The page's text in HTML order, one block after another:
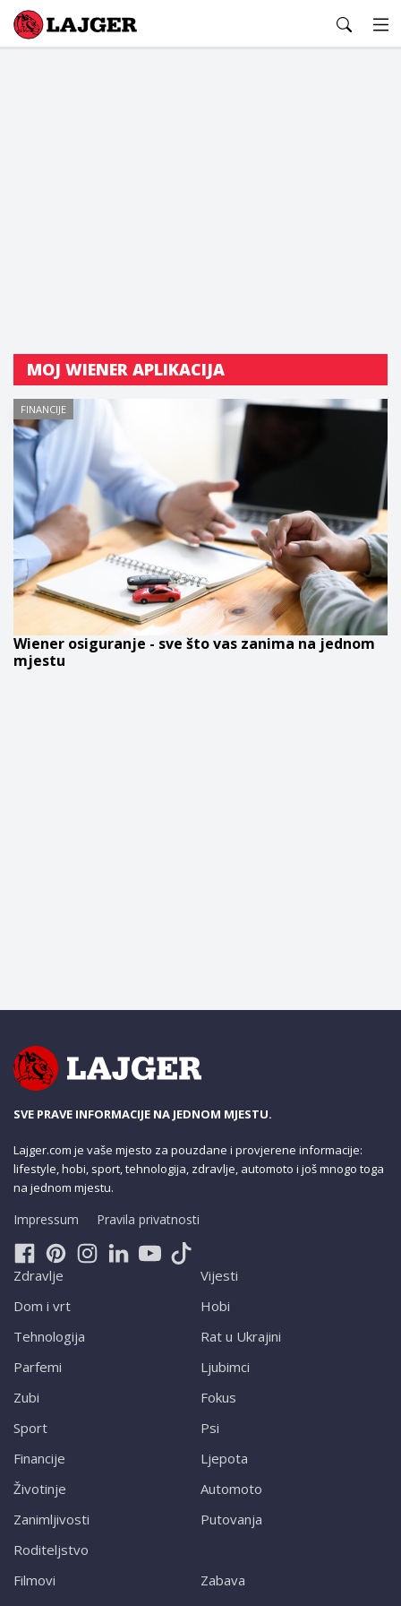
Lajger
MOJ WIENER APLIKACIJA
FINANCIJE
Wiener osiguranje - sve što vas zanima na jednom
mjestu
SVE PRAVE INFORMACIJE NA JEDNOM MJESTU.
Lajger.com je vaše mjesto za pouzdane i provjerene informacije:
lifestyle, hobi, sport, tehnologija, zdravlje, automoto i još mnogo toga
na jednom mjestu.
Impressum Pravila privatnosti
Zdravlje
Dom i vrt
Tehnologija
Parfemi
Zubi
Sport
Financije
Životinje
Zanimljivosti
Roditeljstvo
Vijesti
Hobi
Rat u Ukrajini
Ljubimci
Fokus
Psi
Ljepota
Automoto
Putovanja
Filmovi
Zabava